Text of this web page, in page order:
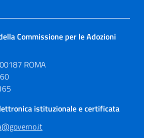
Commissione per le Adozioni
ROMA
istituzionale e certificata